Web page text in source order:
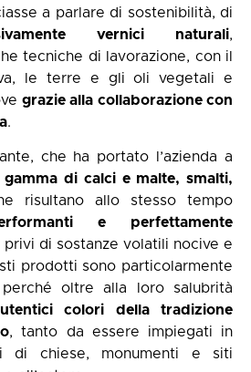
a parlare di sostenibilità, di
vernici naturali,
tecniche di lavorazione, con il
le terre e gli oli vegetali e
grazie alla collaborazione con
.
che ha portato l’azienda a
gamma di calci e malte, smalti,
risultano allo stesso tempo
e perfettamente
privi di sostanze volatili nocive e
prodotti sono particolarmente
oltre alla loro salubrità
colori della tradizione
, tanto da essere impiegati in
di chiese, monumenti e siti